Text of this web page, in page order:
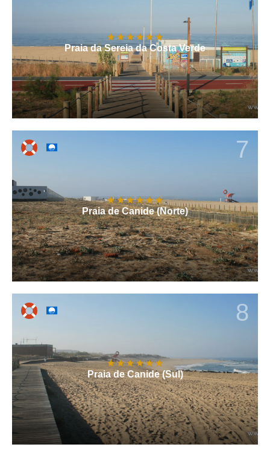
Praia da Sereia da Costa Verde
7
Praia de Canide (Norte)
8
Praia de Canide (Sul)